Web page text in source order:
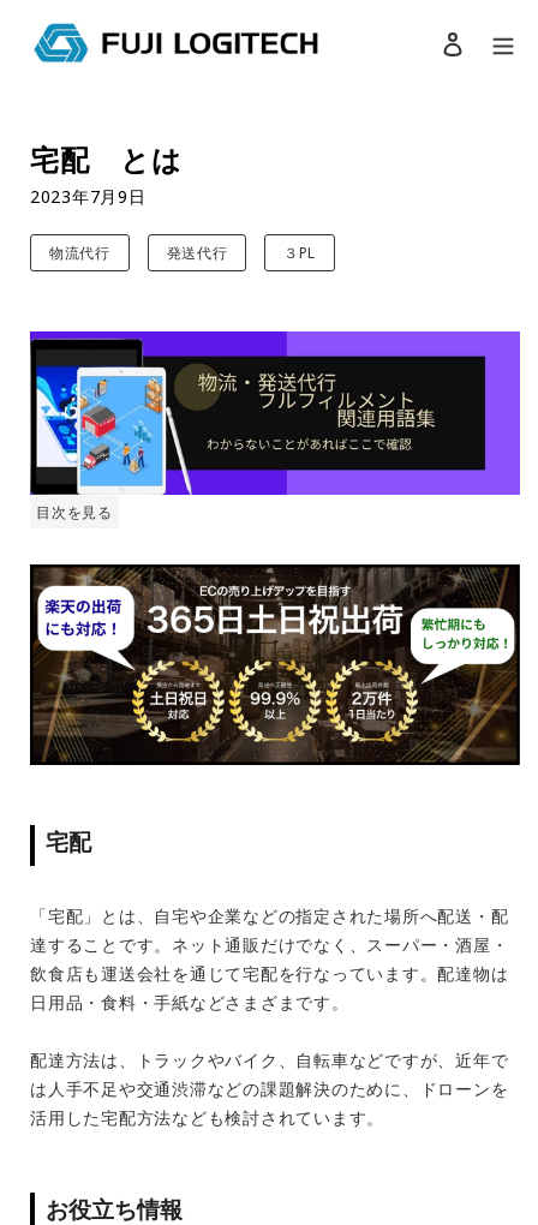
検索
ログイン
宅配 とは
2023年7月9日
物流代行 発送代行 ３PL
目次を見る
宅配
「宅配」とは、自宅や企業などの指定された場所へ配送・配
達することです。ネット通販だけでなく、スーパー・酒屋・
飲食店も運送会社を通じて宅配を行なっています。配達物は
日用品・食料・手紙などさまざまです。
配達方法は、トラックやバイク、自転車などですが、近年で
は人手不足や交通渋滞などの課題解決のために、ドローンを
活用した宅配方法なども検討されています。
お役立ち情報